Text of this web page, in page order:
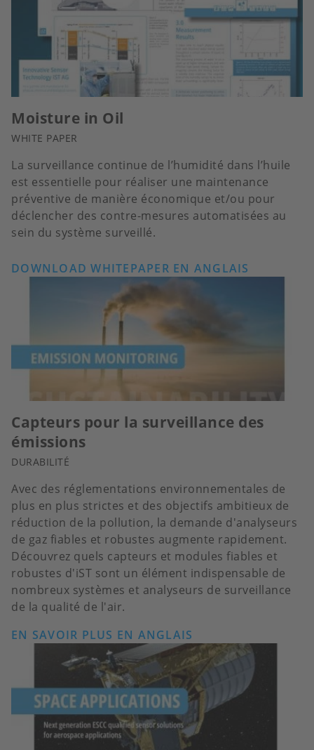
Moisture in Oil
WHITE PAPER
La surveillance continue de l’humidité dans l’huile
est essentielle pour réaliser une maintenance
préventive de manière économique et/ou pour
déclencher des contre-mesures automatisées au
sein du système surveillé.
DOWNLOAD WHITEPAPER EN ANGLAIS
Capteurs pour la surveillance des
émissions
DURABILITÉ
Avec des réglementations environnementales de
plus en plus strictes et des objectifs ambitieux de
réduction de la pollution, la demande d'analyseurs
de gaz fiables et robustes augmente rapidement.
Découvrez quels capteurs et modules fiables et
robustes d'iST sont un élément indispensable de
nombreux systèmes et analyseurs de surveillance
de la qualité de l'air.
EN SAVOIR PLUS EN ANGLAIS